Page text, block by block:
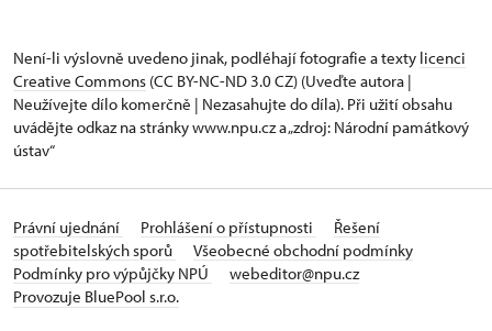
Není-li výslovně uvedeno jinak, podléhají fotografie a texty licenci
Creative Commons (CC BY-NC-ND 3.0 CZ) (Uveďte autora |
Neužívejte dílo komerčně | Nezasahujte do díla). Při užití obsahu
uvádějte odkaz na stránky www.npu.cz a „zdroj: Národní památkový
ústav“
Právní ujednání Prohlášení o přístupnosti
Řešení
spotřebitelských sporů
Všeobecné obchodní podmínky
Podmínky pro výpůjčky NPÚ
webeditor@npu.cz
Provozuje BluePool s.r.o.